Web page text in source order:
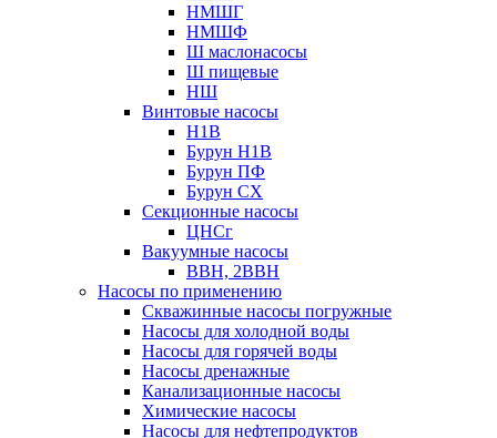
НМШГ
НМШФ
Ш маслонасосы
Ш пищевые
НШ
Винтовые насосы
Н1В
Бурун Н1В
Бурун ПФ
Бурун СХ
Секционные насосы
ЦНСг
Вакуумные насосы
ВВН, 2ВВН
Насосы по применению
Скважинные насосы погружные
Насосы для холодной воды
Насосы для горячей воды
Насосы дренажные
Канализационные насосы
Химические насосы
Насосы для нефтепродуктов